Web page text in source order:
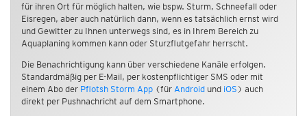
für ihren Ort für möglich halten, wie bspw. Sturm, Schneefall oder
Eisregen, aber auch natürlich dann, wenn es tatsächlich ernst wird
und Gewitter zu Ihnen unterwegs sind, es in Ihrem Bereich zu
Aquaplaning kommen kann oder Sturzflutgefahr herrscht.
Die Benachrichtigung kann über verschiedene Kanäle erfolgen.
Standardmäßig per E-Mail, per kostenpflichtiger SMS oder mit
einem Abo der Pflotsh Storm App (für Android und iOS ) auch
direkt per Pushnachricht auf dem Smartphone.